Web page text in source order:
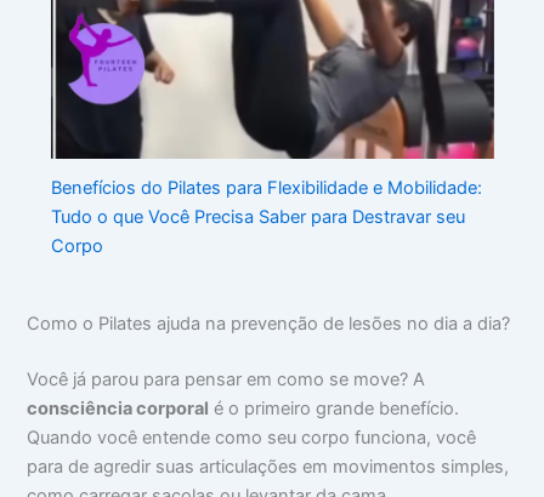
Benefícios do Pilates para Flexibilidade e Mobilidade:
Tudo o que Você Precisa Saber para Destravar seu
Corpo
Como o Pilates ajuda na prevenção de lesões no dia a dia?
Você já parou para pensar em como se move? A
consciência corporal é o primeiro grande benefício.
Quando você entende como seu corpo funciona, você
para de agredir suas articulações em movimentos simples,